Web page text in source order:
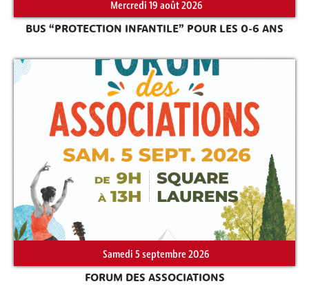
Mercredi 19 août 2026
BUS “PROTECTION INFANTILE” POUR LES 0-6 ANS
Samedi 5 septembre 2026
FORUM DES ASSOCIATIONS